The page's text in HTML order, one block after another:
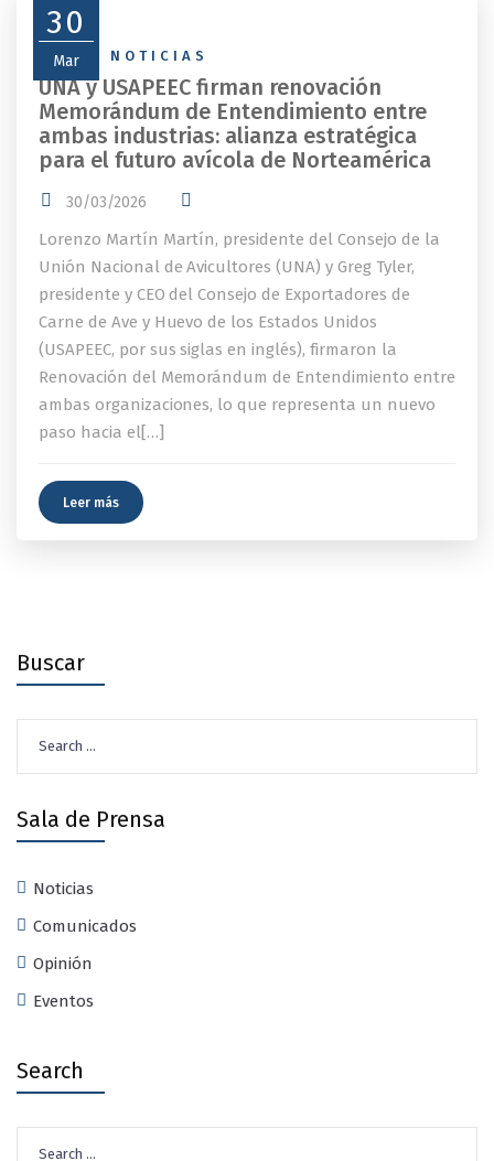
30
Mar
NEWS NOTICIAS
UNA y USAPEEC firman renovación
Memorándum de Entendimiento entre
ambas industrias: alianza estratégica
para el futuro avícola de Norteamérica
30/03/2026
Lorenzo Martín Martín, presidente del Consejo de la
Unión Nacional de Avicultores (UNA) y Greg Tyler,
presidente y CEO del Consejo de Exportadores de
Carne de Ave y Huevo de los Estados Unidos
(USAPEEC, por sus siglas en inglés), firmaron la
Renovación del Memorándum de Entendimiento entre
ambas organizaciones, lo que representa un nuevo
paso hacia el[…]
Leer más
Buscar
for:
Sala de Prensa
Noticias
Comunicados
Opinión
Eventos
Search